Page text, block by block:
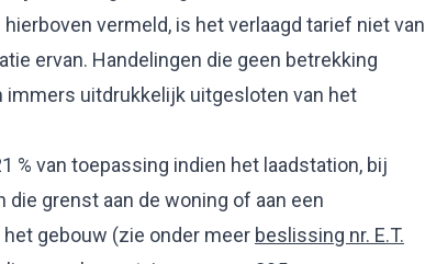
vermeld, is het verlaagd tarief niet van
ervan. Handelingen die geen betrekking
immers uitdrukkelijk uitgesloten van het
% van toepassing indien het laadstation, bij
grenst aan de woning of aan een
gebouw (zie onder meer beslissing nr. E.T.